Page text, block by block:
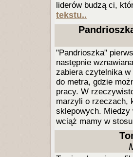
liderów budzą ci,
tekstu..
"Pandrioszka"
następnie
zabiera czytelnika w
do metra, gdzie
pracy. W
marzyli o rzeczach,
sklepowych.
wciąż mamy w